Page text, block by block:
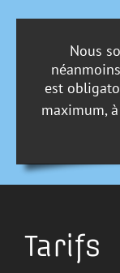
Nous
est
maximum,
Tarifs